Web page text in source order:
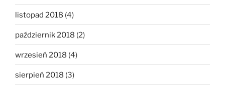
listopad 2018 (4)
październik 2018 (2)
wrzesień 2018 (4)
sierpień 2018 (3)